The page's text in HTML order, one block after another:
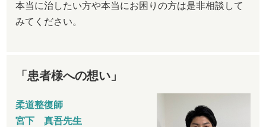
本当に治したい方や本当にお困りの方は是非相談して
みてください。
「患者様への想い」
柔道整復師
宮下 真吾先生